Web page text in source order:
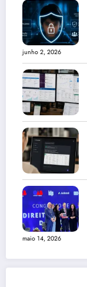
junho 2, 2026
maio 14, 2026